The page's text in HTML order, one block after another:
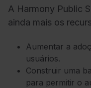
A Harmony Public
ainda mais os
Aumentar a
usuários.
Construir uma
para permitir o